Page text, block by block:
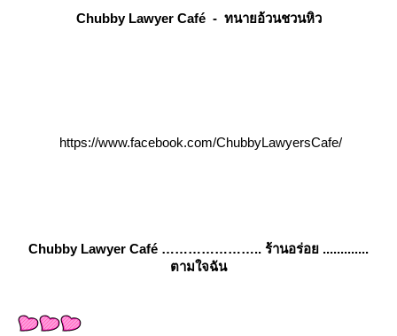
Chubby Lawyer Café - ทนายอ้วนชวนหิว
https://www.facebook.com/ChubbyLawyersCafe/
Chubby Lawyer Café ………………….. ร้านอร่อย .............
ตามใจฉัน